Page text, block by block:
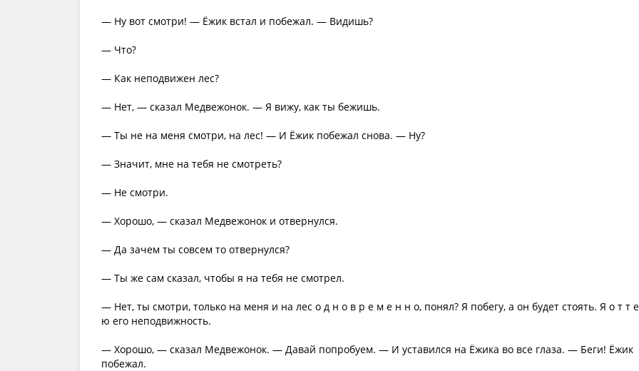
— Ну вот смотри! — Ёжик встал и побежал. — Видишь?
— Что?
— Как неподвижен лес?
— Нет, — сказал Медвежонок. — Я вижу, как ты бежишь.
— Ты не на меня смотри, на лес! — И Ёжик побежал снова. — Ну?
— Значит, мне на тебя не смотреть?
— Не смотри.
— Хорошо, — сказал Медвежонок и отвернулся.
— Да зачем ты совсем то отвернулся?
— Ты же сам сказал, чтобы я на тебя не смотрел.
— Нет, ты смотри, только на меня и на лес о д н о в р е м е н н о, понял? Я побегу, а он будет стоять. Я о т т
ю его неподвижность.
— Хорошо, — сказал Медвежонок. — Давай попробуем. — И уставился на Ёжика во все глаза. — Беги! Ёжик
побежал.